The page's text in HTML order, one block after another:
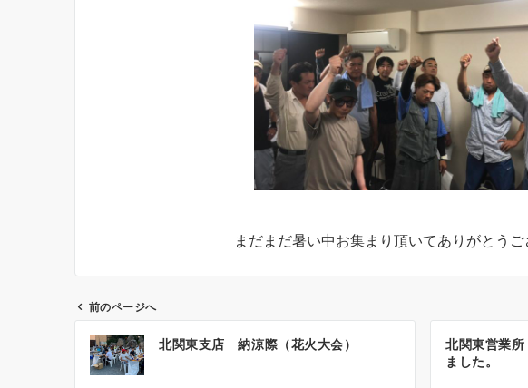
まだまだ暑い中お集まり頂いてありがとうご
前のページへ
北関東支店 納涼際（花火大会）
北関東営業
ました。